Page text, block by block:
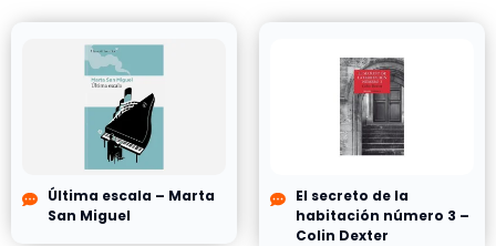
Última escala – Marta
San Miguel
El secreto de la
habitación número 3 –
Colin Dexter